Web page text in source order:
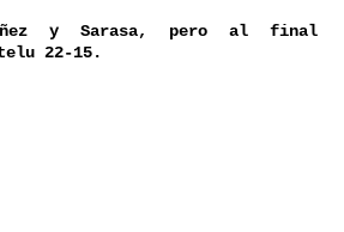
y Sarasa, pero al final
22-15.